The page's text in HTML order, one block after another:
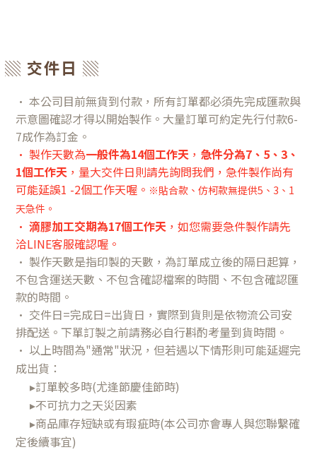
▒ 交件日 ▒
• 本公司目前無貨到付款，所有訂單都必須先完成匯款與
示意圖確認才得以開始製作。大量訂單可約定先行付款6-
7成作為訂金。
• 製作天數為一般件為14個工作天 ， 急件分為7、5、3、
1個工作天 ，量大交件日則請先詢問我們，急件製作尚有
可能延誤1 -2個工作天喔。 ※貼合款、仿柯款無提供5、3、1
天急件。
• 滴膠加工交期為17個工作天 ，如您需要急件製作請先
洽LINE客服確認喔 。
• 製作天數是指印製的天數，為訂單成立後的隔日起算，
不包含運送天數、不包含確認檔案的時間、不包含確認匯
款的時間。
• 交件日=完成日=出貨日，實際到貨則是依物流公司安
排配送。下單訂製之前請務必自行斟酌考量到貨時間。
• 以上時間為"通常"狀況，但若遇以下情形則可能延遲完
成出貨：
▸訂單較多時(尤逢節慶佳節時)
▸不可抗力之天災因素
▸商品庫存短缺或有瑕疵時(本公司亦會專人與您聯繫確
定後續事宜)